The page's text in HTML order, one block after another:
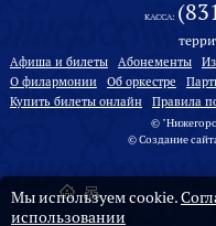
КАССА:
Афиша и билеты Абонементы
О филармонии
Oб оркестре
Купить билеты онлайн
Правила
©
©Создание
Мы используем cookie.
использовании